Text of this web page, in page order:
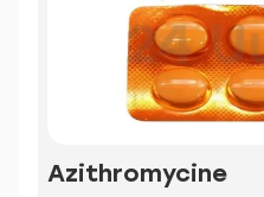
Azithromycine